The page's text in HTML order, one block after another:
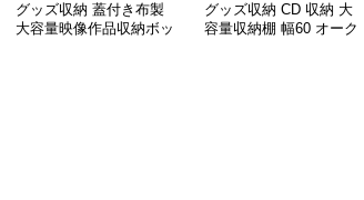
グッズ収納 蓋付き布製
大容量映像作品収納ボッ
グッズ収納 CD 収納 大
容量収納棚 幅60 オーク